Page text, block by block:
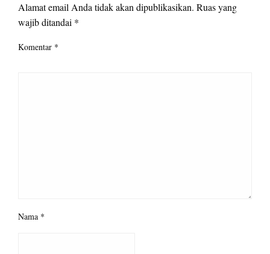
Alamat email Anda tidak akan dipublikasikan. Ruas yang
wajib ditandai *
Komentar *
Nama *